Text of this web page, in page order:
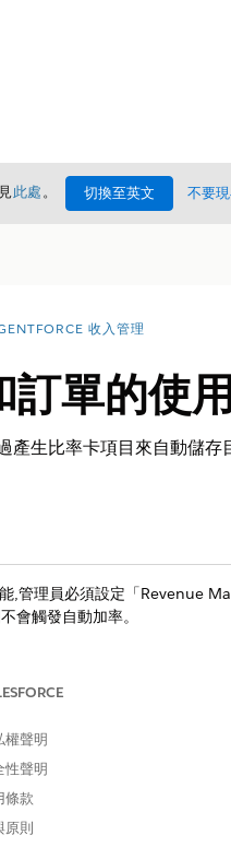
此處。 切換至英文 不要
收入管理
訂單的使
產生比率卡項目來自動儲
,管理員必須設定「Revenue
會觸發自動加率。
管理」會在銷售流程開始
權聲明
性聲明
條款
原則